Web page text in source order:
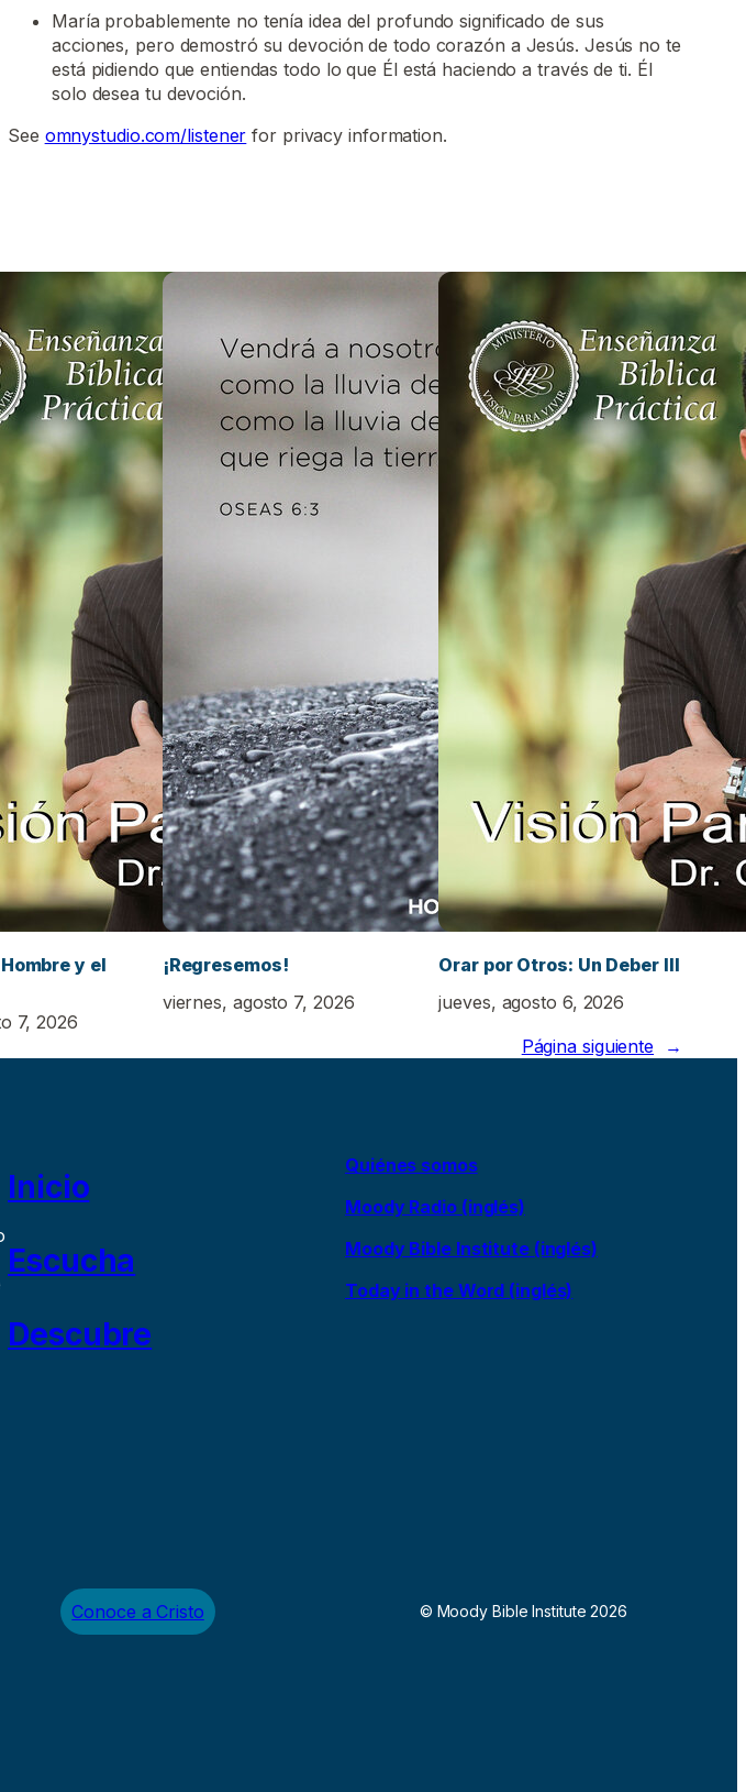
María probablemente no tenía idea del profundo significado de sus
acciones, pero demostró su devoción de todo corazón a Jesús. Jesús no te
está pidiendo que entiendas todo lo que Él está haciendo a través de ti. Él
solo desea tu devoción.
See omnystudio.com/listener for privacy information.
y el
7, 2026
¡Regresemos!
viernes, agosto 7, 2026
Orar por Otros: Un Deber III
jueves, agosto 6, 2026
Página siguiente →
Inicio
Escucha
Descubre
Quiénes somos
Moody Radio (inglés)
Moody Bible Institute (inglés)
Today in the Word (inglés)
Conoce a Cristo © Moody Bible Institute 2026